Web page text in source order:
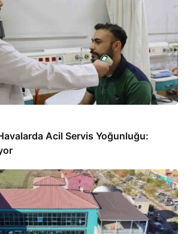
Havalarda Acil Servis Yoğunluğu: